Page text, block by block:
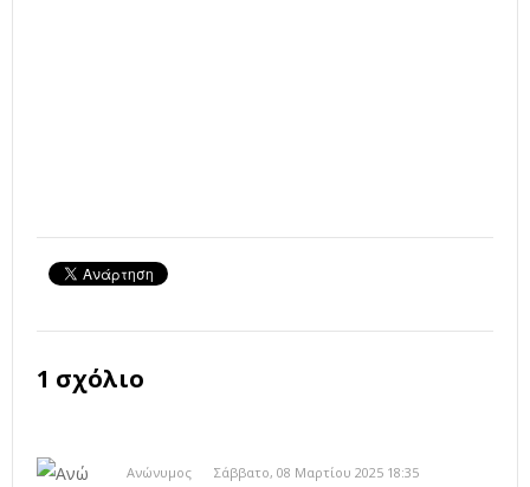
1 σχόλιο
Ανώνυμος
Σάββατο, 08 Μαρτίου 2025 18:35